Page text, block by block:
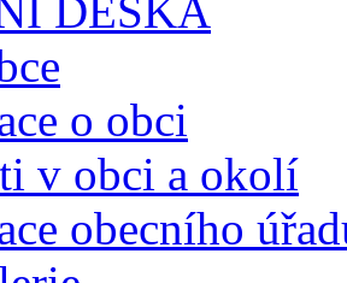
DESKA
o obci
v obci a okolí
obecního